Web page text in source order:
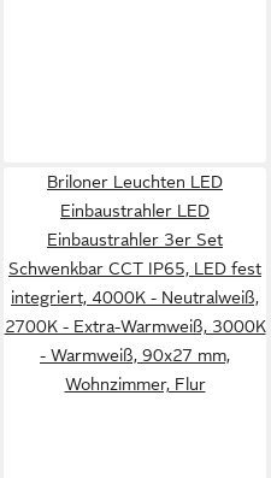
Briloner Leuchten LED
Einbaustrahler LED
Einbaustrahler 3er Set
Schwenkbar CCT IP65, LED fest
integriert, 4000K - Neutralweiß,
2700K - Extra-Warmweiß, 3000K
- Warmweiß, 90x27 mm,
Wohnzimmer, Flur